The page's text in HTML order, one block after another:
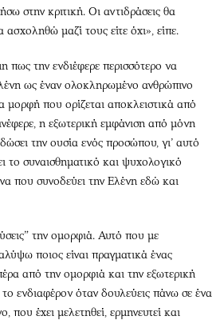
στην κριτική. Οι αντιδράσεις θα
ασχοληθώ μαζί τους είτε όχι», είπε.
την ενδιέφερε περισσότερο να
ως έναν ολοκληρωμένο ανθρώπινο
μορφή που ορίζεται αποκλειστικά από
η εξωτερική εμφάνιση από μόνη
την ουσία ενός προσώπου, γι’ αυτό
το συναισθηματικό και ψυχολογικό
που συνοδεύει την Ελένη εδώ και
την ομορφιά. Αυτό που με
ποιος είναι πραγματικά ένας
από την ομορφιά και την εξωτερική
το ενδιαφέρον όταν δουλεύεις πάνω σε ένα
που έχει μελετηθεί, ερμηνευτεί και